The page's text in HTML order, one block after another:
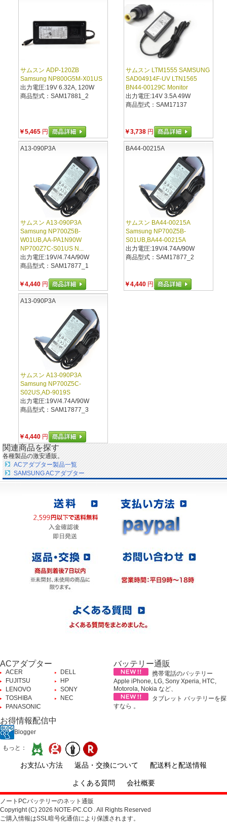
サムスン ADP-120ZB
Samsung NP800G5M-X01US
出力電圧:19V 6.32A, 120W
商品型式：SAM17881_2
￥5,465 円
サムスン LTM1555 SAMSUNG
SAD04914F-UV LTN1565
BN44-00129C Monitor
出力電圧:14V 3.5A 49W
商品型式：SAM17137
￥3,738 円
A13-090P3A
サムスン A13-090P3A
Samsung NP700Z5B-
W01UB,AA-PA1N90W
NP700Z7C-S01US N...
出力電圧:19V/4.74A/90W
商品型式：SAM17877_1
￥4,440 円
BA44-00215A
サムスン BA44-00215A
Samsung NP700Z5B-
S01UB,BA44-00215A
出力電圧:19V/4.74A/90W
商品型式：SAM17877_2
￥4,440 円
A13-090P3A
サムスン A13-090P3A
Samsung NP700Z5C-
S02US,AD-9019S
出力電圧:19V/4.74A/90W
商品型式：SAM17877_3
￥4,440 円
関連商品を探す
各種製品の激安通販。
ACアダプター製品一覧
SAMSUNG ACアダプター
ACアダプター
ACER
DELL
FUJITSU
HP
LENOVO
SONY
TOSHIBA
NEC
PANASONIC
バッテリー通販
携帯電話のバッテリー
Apple iPhone, LG, Sony Xperia, HTC,
Motorola, Nokia など、
タブレット バッテリーを探
すなら 。
お得情報配信中
Blogger
もっと：
お支払い方法 返品・交換について 配送料と配送情報
よくある質問 会社概要
ノートPCバッテリーのネット通販
Copyright (C) 2026 NOTE-PC.CO . All Rights Reserved
ご購入情報はSSL暗号化通信により保護されます。